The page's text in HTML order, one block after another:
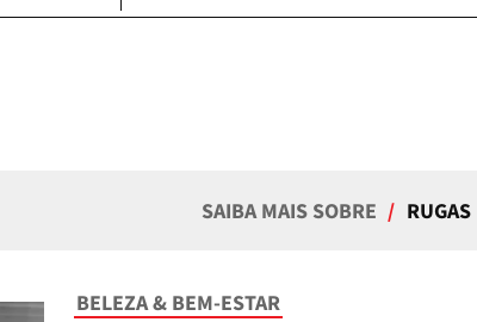
SAIBA MAIS SOBRE / RUGAS
BELEZA & BEM-ESTAR